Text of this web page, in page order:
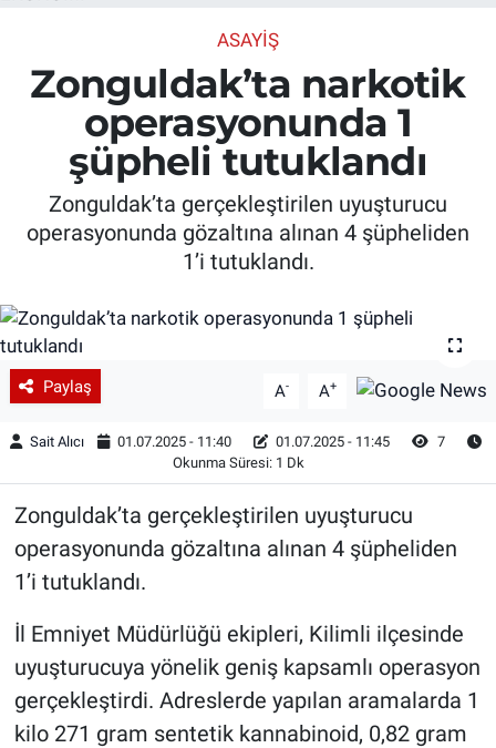
ASAYIŞ
Zonguldak’ta narkotik
operasyonunda 1
şüpheli tutuklandı
Zonguldak’ta gerçekleştirilen uyuşturucu
operasyonunda gözaltına alınan 4 şüpheliden
1’i tutuklandı.
Paylaş A- A+
Sait Alıcı 01.07.2025 - 11:40 01.07.2025 - 11:45
7
Okunma Süresi: 1 Dk
Zonguldak’ta gerçekleştirilen uyuşturucu
operasyonunda gözaltına alınan 4 şüpheliden
1’i tutuklandı.
İl Emniyet Müdürlüğü ekipleri, Kilimli ilçesinde
uyuşturucuya yönelik geniş kapsamlı operasyon
gerçekleştirdi. Adreslerde yapılan aramalarda 1
kilo 271 gram sentetik kannabinoid, 0,82 gram